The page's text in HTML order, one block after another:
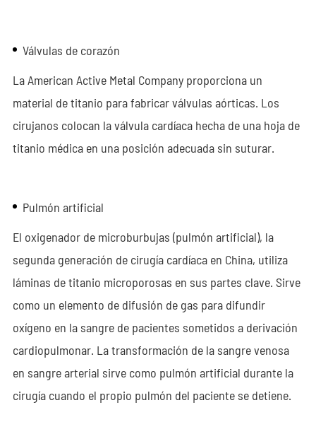
Válvulas de corazón
La American Active Metal Company proporciona un
material de titanio para fabricar válvulas aórticas. Los
cirujanos colocan la válvula cardíaca hecha de una hoja de
titanio médica en una posición adecuada sin suturar.
Pulmón artificial
El oxigenador de microburbujas (pulmón artificial), la
segunda generación de cirugía cardíaca en China, utiliza
láminas de titanio microporosas en sus partes clave. Sirve
como un elemento de difusión de gas para difundir
oxígeno en la sangre de pacientes sometidos a derivación
cardiopulmonar. La transformación de la sangre venosa
en sangre arterial sirve como pulmón artificial durante la
cirugía cuando el propio pulmón del paciente se detiene.